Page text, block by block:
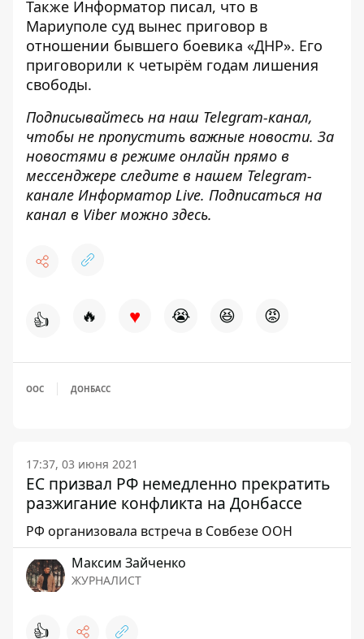
Также Информатор писал, что в
Мариуполе суд вынес приговор в
отношении бывшего боевика «ДНР». Его
приговорили к четырём годам лишения
свободы.
Подписывайтесь на наш Telegram-канал,
чтобы не пропустить важные новости. За
новостями в режиме онлайн прямо в
мессенджере следите в нашем Telegram-
канале Информатор Live. Подписаться на
канал в Viber можно здесь.
👍 🔥 ♥ 😭 😆 😡
ООС ДОНБАСС
17:37, 03 июня 2021
ЕС призвал РФ немедленно прекратить
разжигание конфликта на Донбассе
РФ организовала встреча в Совбезе ООН
Максим Зайченко
ЖУРНАЛИСТ
👍